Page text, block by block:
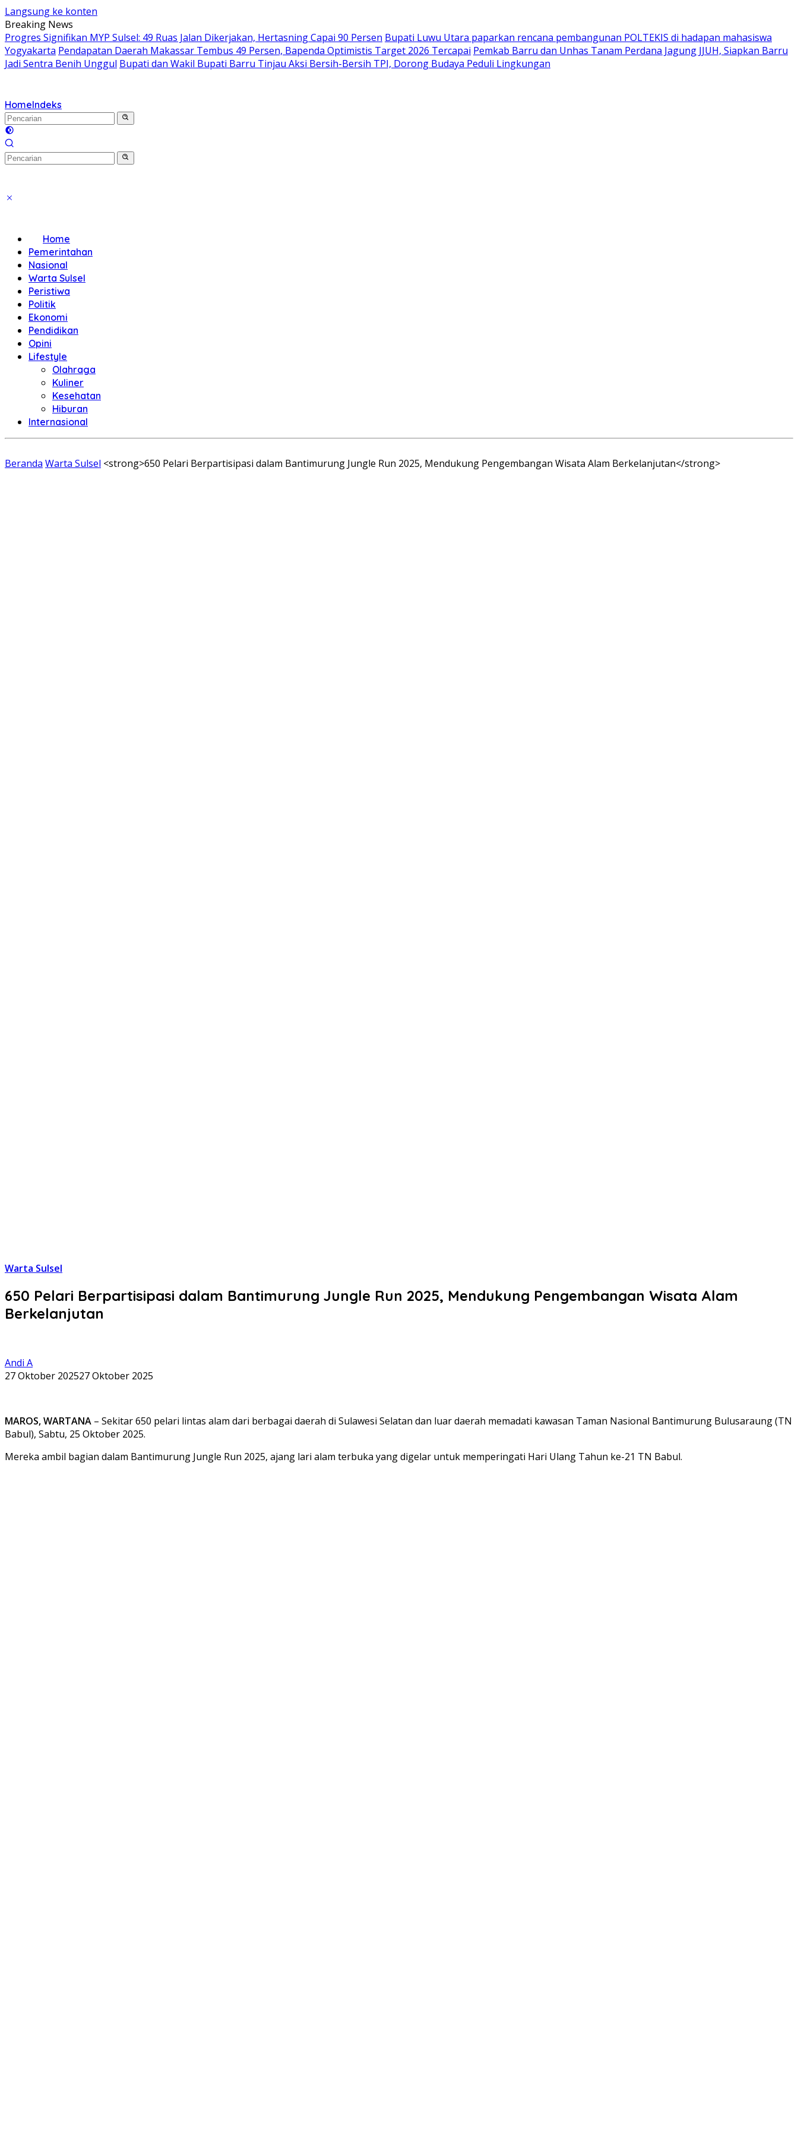
Langsung ke konten
Breaking News
Progres Signifikan MYP Sulsel: 49 Ruas Jalan Dikerjakan, Hertasning Capai 90 Persen Bupati Luwu Utara paparkan rencana pembangunan POLTEKIS di hadapan mahasiswa
Yogyakarta Pendapatan Daerah Makassar Tembus 49 Persen, Bapenda Optimistis Target 2026 Tercapai Pemkab Barru dan Unhas Tanam Perdana Jagung JJUH, Siapkan Barru
Jadi Sentra Benih Unggul Bupati dan Wakil Bupati Barru Tinjau Aksi Bersih-Bersih TPI, Dorong Budaya Peduli Lingkungan
HomeIndeks
Home
Pemerintahan
Nasional
Warta Sulsel
Peristiwa
Politik
Ekonomi
Pendidikan
Opini
Lifestyle
Olahraga
Kuliner
Kesehatan
Hiburan
Internasional
Beranda Warta Sulsel <strong>650 Pelari Berpartisipasi dalam Bantimurung Jungle Run 2025, Mendukung Pengembangan Wisata Alam Berkelanjutan</strong>
Warta Sulsel
650 Pelari Berpartisipasi dalam Bantimurung Jungle Run 2025, Mendukung Pengembangan Wisata Alam
Berkelanjutan
Andi A
27 Oktober 202527 Oktober 2025
MAROS, WARTANA – Sekitar 650 pelari lintas alam dari berbagai daerah di Sulawesi Selatan dan luar daerah memadati kawasan Taman Nasional Bantimurung Bulusaraung (TN
Babul), Sabtu, 25 Oktober 2025.
Mereka ambil bagian dalam Bantimurung Jungle Run 2025, ajang lari alam terbuka yang digelar untuk memperingati Hari Ulang Tahun ke-21 TN Babul.